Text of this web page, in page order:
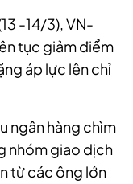
-14/3), VN-
tục giảm điểm
áp lực lên chỉ
ngân hàng chìm
nhóm giao dịch
từ các ông lớn